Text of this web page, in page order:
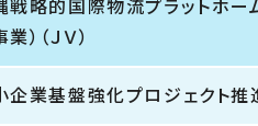
戦略的国際物流プラットホ
）（ＪＶ）
企業基盤強化プロジェクト